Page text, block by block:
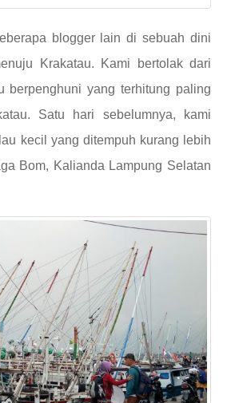
blogger lain di sebuah dini
Krakatau. Kami bertolak dari
berpenghuni yang terhitung paling
Satu hari sebelumnya, kami
kecil yang ditempuh kurang lebih
Bom, Kalianda Lampung Selatan